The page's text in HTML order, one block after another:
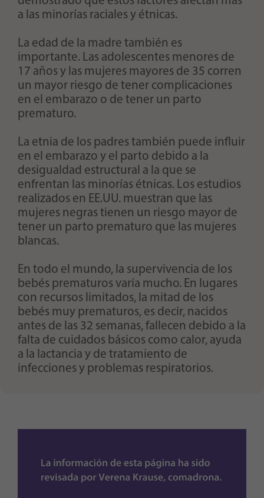
a las minorías raciales y étnicas.
La edad de la madre también es
importante. Las adolescentes menores de
17 años y las mujeres mayores de 35 corren
un mayor riesgo de tener complicaciones
en el embarazo o de tener un parto
prematuro.
La etnia de los padres también puede influir
en el embarazo y el parto debido a la
desigualdad estructural a la que se
enfrentan las minorías étnicas. Los estudios
realizados en EE.UU. muestran que las
mujeres negras tienen un riesgo mayor de
tener un parto prematuro que las mujeres
blancas.
En todo el mundo, la supervivencia de los
bebés prematuros varía mucho. En lugares
con recursos limitados, la mitad de los
bebés muy prematuros, es decir, nacidos
antes de las 32 semanas, fallecen debido a la
falta de cuidados básicos como calor, ayuda
a la lactancia y de tratamiento de
infecciones y problemas respiratorios.